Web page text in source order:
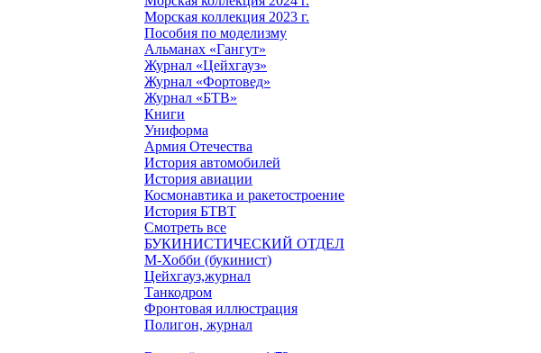
Морская коллекция 2023 г.
Пособия по моделизму
Альманах «Гангут»
Журнал «Цейхгауз»
Журнал «Фортовед»
Журнал «БТВ»
Книги
Униформа
Армия Отечества
История автомобилей
История авиации
Космонавтика и ракетостроение
История БТВТ
Смотреть все
БУКИНИСТИЧЕСКИЙ ОТДЕЛ
М-Хобби (букинист)
Цейхгауз,журнал
Танкодром
Фронтовая иллюстрация
Полигон, журнал